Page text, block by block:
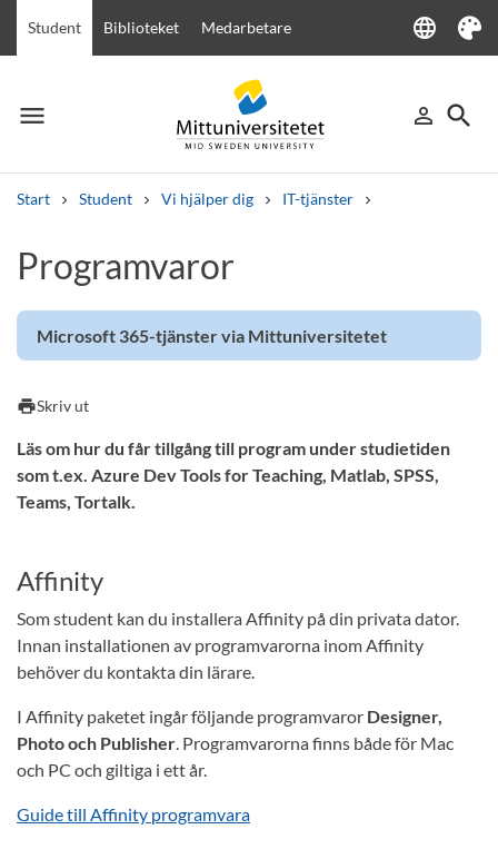
Student Biblioteket Medarbetare language
Language
Tema
menu
Meny person_outline
Logga in
search
Sök
Start Student Vi hjälper dig IT-tjänster
Andra söktjänster
Kurser och programKursplanerVälkomstbrevPersonal
Lediga jobb
Programvaror
Microsoft 365-tjänster via Mittuniversitetet
printSkriv ut
Läs om hur du får tillgång till program under studietiden
som t.ex. Azure Dev Tools for Teaching, Matlab, SPSS,
Teams, Tortalk.
Affinity
Som student kan du installera Affinity på din privata dator.
Innan installationen av programvarorna inom Affinity
behöver du kontakta din lärare.
I Affinity paketet ingår följande programvaror Designer,
Photo och Publisher. Programvarorna finns både för Mac
och PC och giltiga i ett år.
Guide till Affinity programvara